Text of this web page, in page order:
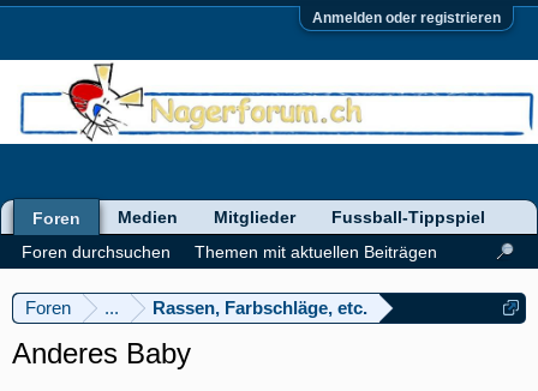
Anmelden oder registrieren
Foren ... Rassen, Farbschläge, etc.
Anderes Baby
Foren
Foren durchsuchen
Themen mit aktuellen Beiträgen
Medien Mitglieder Fussball-Tippspiel